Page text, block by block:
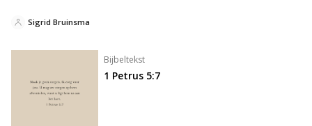
Sigrid Bruinsma
Bijbeltekst
1 Petrus 5:7